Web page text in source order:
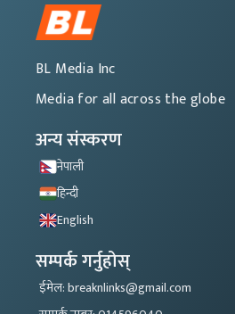
BL Media Inc
Media for all across the globe
अन्य संस्करण
नेपाली
हिन्दी
English
सम्पर्क गर्नुहोस्
ईमेल: breaknlinks@gmail.com